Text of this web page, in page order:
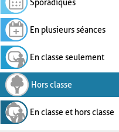
Sporadiques
En plusieurs séances
En classe seulement
Hors classe
En classe et hors classe